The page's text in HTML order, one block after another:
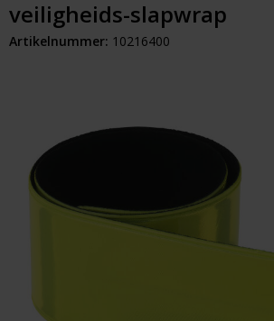
Elektronica & Gadgets
Sleutelhangers & Tools
Outdoor & Vrije Tijd
Eindejaarsgeschenken
veiligheids-slapwrap
Artikelnummer: 10216400